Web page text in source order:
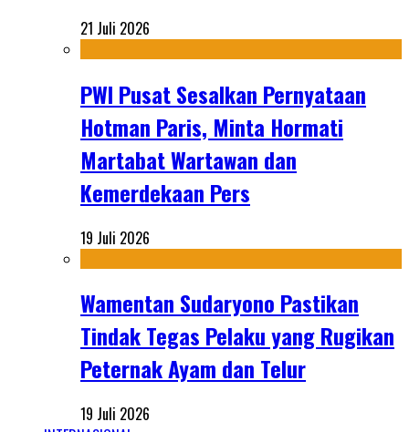
21 Juli 2026
PWI Pusat Sesalkan Pernyataan
Hotman Paris, Minta Hormati
Martabat Wartawan dan
Kemerdekaan Pers
19 Juli 2026
Wamentan Sudaryono Pastikan
Tindak Tegas Pelaku yang Rugikan
Peternak Ayam dan Telur
19 Juli 2026